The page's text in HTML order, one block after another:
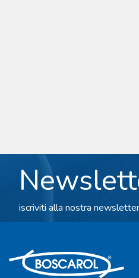
iscriviti alla nostra newsletter